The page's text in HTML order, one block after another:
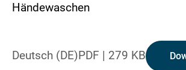
Händewaschen
Deutsch (DE)PDF | 279 KB